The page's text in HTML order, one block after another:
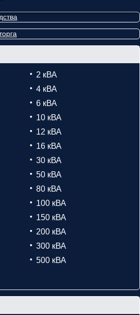
2 кВА
4 кВА
6 кВА
10 кВА
12 кВА
16 кВА
30 кВА
50 кВА
80 кВА
100 кВА
150 кВА
200 кВА
300 кВА
500 кВА